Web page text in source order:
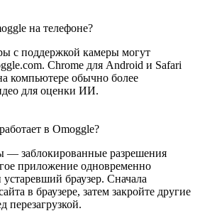
на телефоне?
с поддержкой камеры могут
Chrome для Android и Safari
компьютере обычно более
для оценки ИИ.
в Omoggle?
— заблокированные разрешения
приложение одновременно
браузер. Сначала
в браузере, затем закройте другие
перезагрузкой.